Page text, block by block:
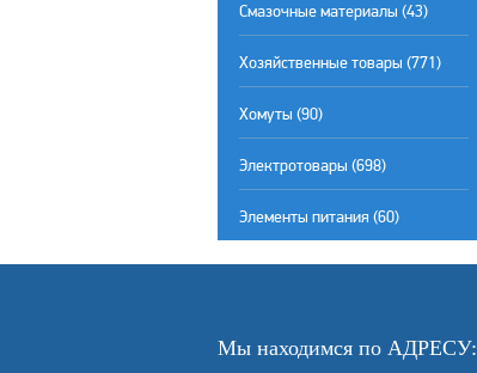
Смазочные материалы (43)
Хозяйственные товары (771)
Хомуты (90)
Электротовары (698)
Элементы питания (60)
Мы находимся по АДРЕСУ: